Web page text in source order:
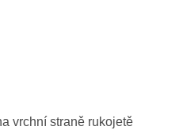
vrchní straně rukojetě